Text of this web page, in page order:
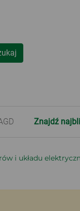
Znajdź
i układu